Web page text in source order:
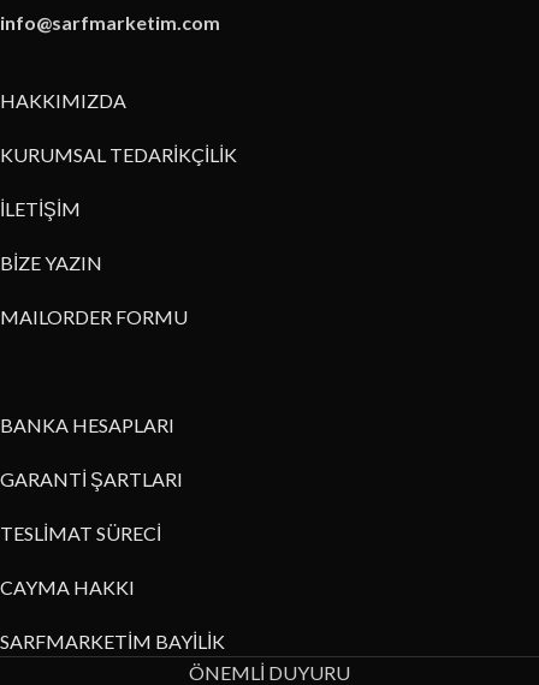
info@sarfmarketim.com
HAKKIMIZDA
KURUMSAL TEDARİKÇİLİK
İLETİŞİM
BİZE YAZIN
MAILORDER FORMU
BANKA HESAPLARI
GARANTİ ŞARTLARI
TESLİMAT SÜRECİ
CAYMA HAKKI
SARFMARKETİM BAYİLİK
ÖNEMLİ DUYURU